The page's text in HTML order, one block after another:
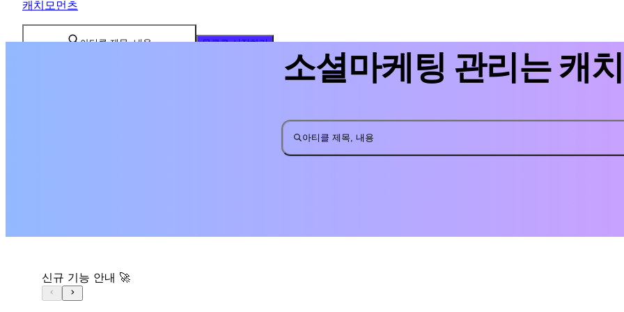
캐치모먼츠
아티클 제목, 내용 무료로 시작하기
소셜마케팅 관리는 캐
아티클 제목, 내용
신규 기능 안내 🚀